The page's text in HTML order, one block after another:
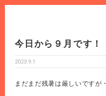
今日から９月です！
2023.9.1
まだまだ残暑は厳しいですが